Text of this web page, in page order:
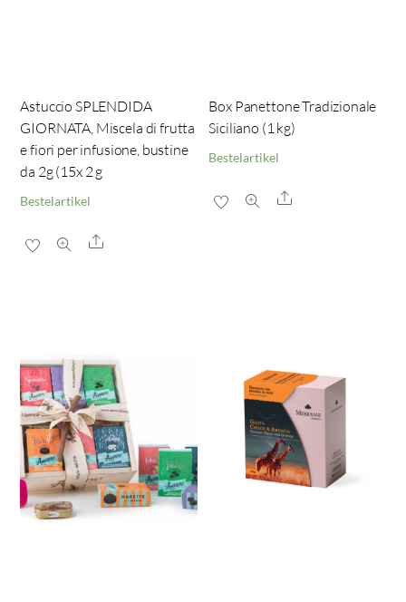
Astuccio SPLENDIDA
GIORNATA, Miscela di frutta
e fiori per infusione, bustine
da 2g (15x 2 g
Bestelartikel
Share
Box Panettone Tradizionale
Siciliano (1 kg)
Bestelartikel
Share